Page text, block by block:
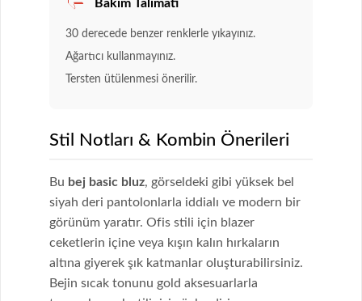
Bakım Talimatı
30 derecede benzer renklerle yıkayınız.
Ağartıcı kullanmayınız.
Tersten ütülenmesi önerilir.
Stil Notları & Kombin Önerileri
Bu bej basic bluz, görseldeki gibi yüksek bel
siyah deri pantolonlarla iddialı ve modern bir
görünüm yaratır. Ofis stili için blazer
ceketlerin içine veya kışın kalın hırkaların
altına giyerek şık katmanlar oluşturabilirsiniz.
Bejin sıcak tonunu gold aksesuarlarla